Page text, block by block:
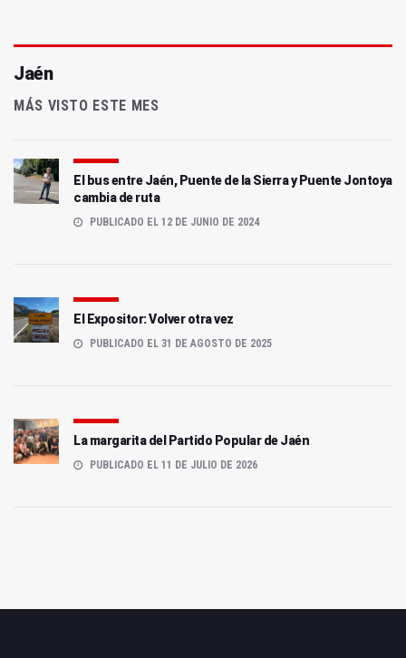
Jaén
MÁS VISTO ESTE MES
El bus entre Jaén, Puente de la Sierra y Puente Jontoya
cambia de ruta
PUBLICADO EL 12 DE JUNIO DE 2024
El Expositor: Volver otra vez
PUBLICADO EL 31 DE AGOSTO DE 2025
La margarita del Partido Popular de Jaén
PUBLICADO EL 11 DE JULIO DE 2026